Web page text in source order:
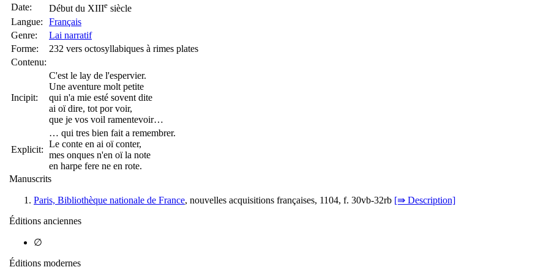
Date:
Début du XIIIe siècle
Langue:
Français
Genre:
Lai narratif
Forme:
232 vers octosyllabiques à rimes plates
Contenu:
Incipit:
C'est le lay de l'espervier.
Une aventure molt petite
qui n'a mie esté sovent dite
ai oï dire, tot por voir,
que je vos voil ramentevoir…
Explicit:
… qui tres bien fait a remembrer.
Le conte en ai oï conter,
mes onques n'en oï la note
en harpe fere ne en rote.
Manuscrits
Paris, Bibliothèque nationale de France, nouvelles acquisitions françaises, 1104, f. 30vb-32rb [⇛ Description]
Éditions anciennes
∅
Éditions modernes